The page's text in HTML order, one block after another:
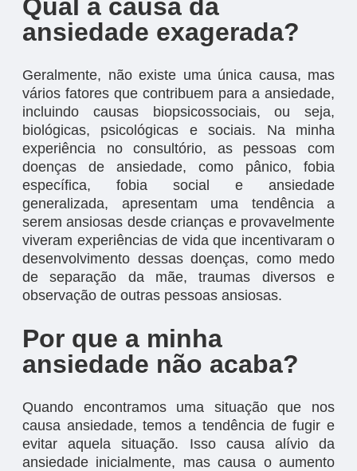
Qual a causa da
ansiedade exagerada?
Geralmente, não existe uma única causa, mas
vários fatores que contribuem para a ansiedade,
incluindo causas biopsicossociais, ou seja,
biológicas, psicológicas e sociais. Na minha
experiência no consultório, as pessoas com
doenças de ansiedade, como pânico, fobia
específica, fobia social e ansiedade
generalizada, apresentam uma tendência a
serem ansiosas desde crianças e provavelmente
viveram experiências de vida que incentivaram o
desenvolvimento dessas doenças, como medo
de separação da mãe, traumas diversos e
observação de outras pessoas ansiosas.
Por que a minha
ansiedade não acaba?
Quando encontramos uma situação que nos
causa ansiedade, temos a tendência de fugir e
evitar aquela situação. Isso causa alívio da
ansiedade inicialmente, mas causa o aumento